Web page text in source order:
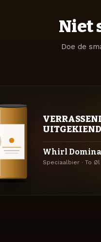
Niet
Doe de
Whirl
Speciaalbier · To Øl